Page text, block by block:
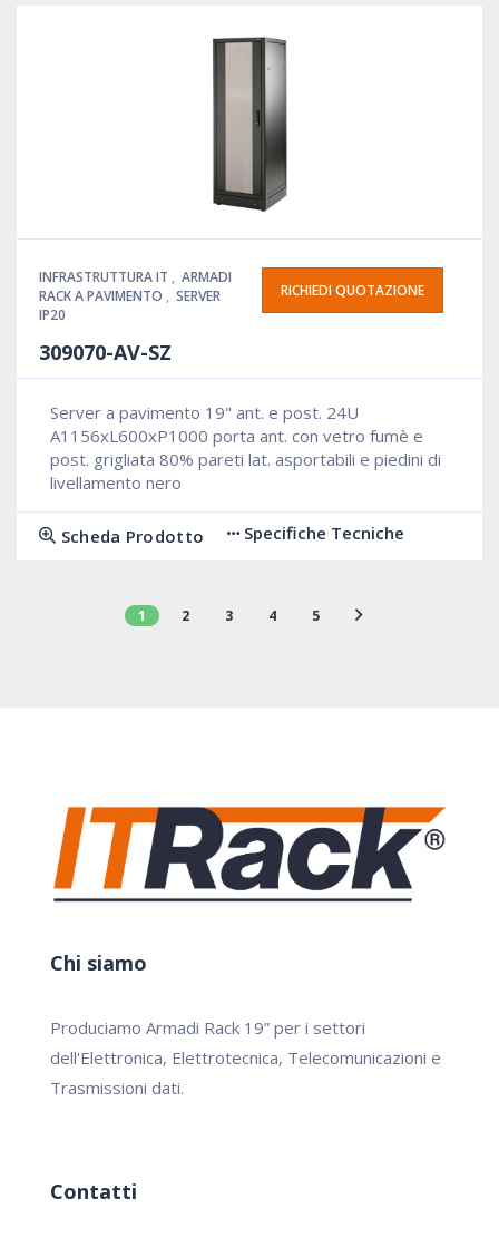
INFRASTRUTTURA IT , ARMADI
RACK A PAVIMENTO , SERVER
IP20
309070-AV-SZ
RICHIEDI QUOTAZIONE
Server a pavimento 19" ant. e post. 24U
A1156xL600xP1000 porta ant. con vetro fumè e
post. grigliata 80% pareti lat. asportabili e piedini di
livellamento nero
Scheda Prodotto Specifiche Tecniche
1 2 3 4 5
Chi siamo
Produciamo Armadi Rack 19” per i settori
dell'Elettronica, Elettrotecnica, Telecomunicazioni e
Trasmissioni dati.
Contatti